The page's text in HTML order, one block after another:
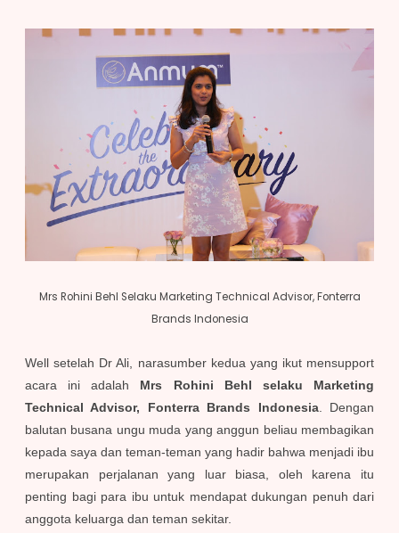
Mrs Rohini Behl Selaku Marketing Technical Advisor, Fonterra
Brands Indonesia
Well setelah Dr Ali, narasumber kedua yang ikut mensupport
acara ini adalah Mrs Rohini Behl selaku Marketing
Technical Advisor, Fonterra Brands Indonesia. Dengan
balutan busana ungu muda yang anggun beliau membagikan
kepada saya dan teman-teman yang hadir bahwa menjadi ibu
merupakan perjalanan yang luar biasa, oleh karena itu
penting bagi para ibu untuk mendapat dukungan penuh dari
anggota keluarga dan teman sekitar.